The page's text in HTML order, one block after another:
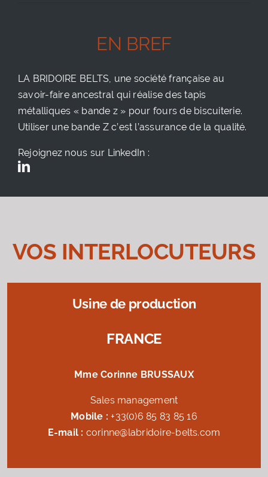
EN BREF
LA BRIDOIRE BELTS, une société française au
savoir-faire ancestral qui réalise des tapis
métalliques « bande z » pour fours de biscuiterie.
Utiliser une bande Z c’est l’assurance de la qualité.
Rejoignez nous sur LinkedIn :
VOS INTERLOCUTEURS
Usine de production
FRANCE
Mme Corinne BRUSSAUX
Sales management
Mobile : +33(0)6 85 83 85 16
E-mail : corinne@labridoire-belts.com